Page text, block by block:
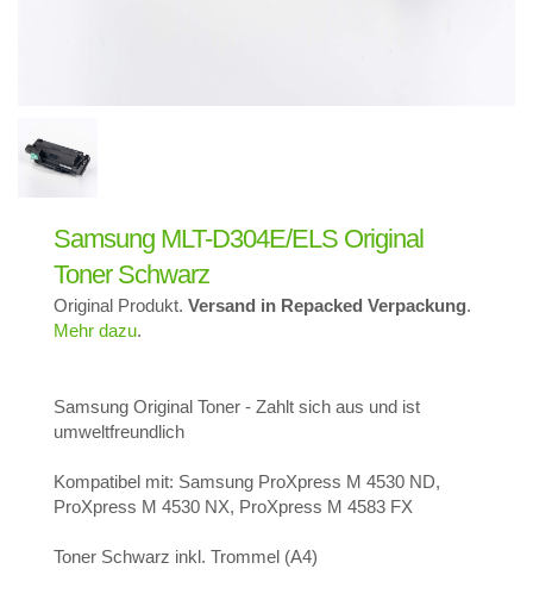
Samsung MLT-D304E/ELS Original
Toner Schwarz
Original Produkt. Versand in Repacked Verpackung.
Mehr dazu.
Samsung Original Toner - Zahlt sich aus und ist
umweltfreundlich
Kompatibel mit: Samsung ProXpress M 4530 ND,
ProXpress M 4530 NX, ProXpress M 4583 FX
Toner Schwarz inkl. Trommel (A4)